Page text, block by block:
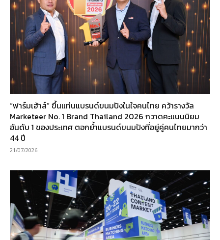
“ฟาร์มเฮ้าส์” ขึ้นแท่นแบรนด์ขนมปังในใจคนไทย คว้ารางวัล
Marketeer No. 1 Brand Thailand 2026 กวาดคะแนนนิยม
อันดับ 1 ของประเทศ ตอกย้ำแบรนด์ขนมปังที่อยู่คู่คนไทยมากว่า
44 ปี
21/07/2026